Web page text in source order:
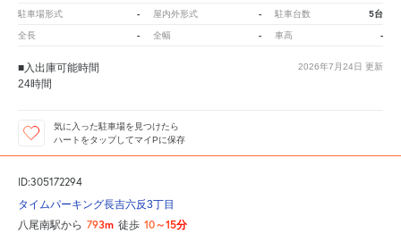
駐車場形式 - 屋内外形式 - 駐車台数 5台
全長 - 全幅 - 車高 -
2026年7月24日 更新
■入出庫可能時間
24時間
気に入った駐車場を見つけたら
ハートをタップしてマイPに保存
ID:305172294
タイムパーキング長吉六反3丁目
八尾南駅から 793m 徒歩 10～15分